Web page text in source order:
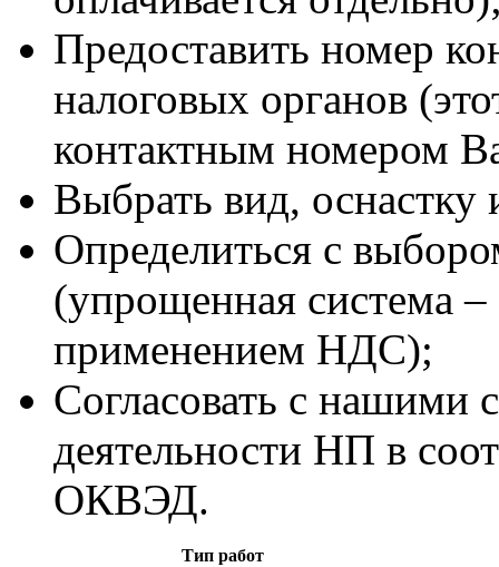
Предоставить номер
налоговых органов
контактным номером
Выбрать вид, оснастку
Определиться с
(упрощенная система
применением НДС);
Согласовать с нашими
деятельности НП в
ОКВЭД.
Тип работ